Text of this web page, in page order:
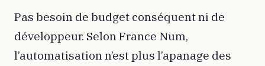
Pas besoin de budget conséquent ni de
développeur. Selon France Num,
l’automatisation n’est plus l’apanage des